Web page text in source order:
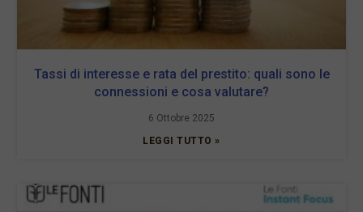
Tassi di interesse e rata del prestito: quali sono le
connessioni e cosa valutare?
6 Ottobre 2025
LEGGI TUTTO »